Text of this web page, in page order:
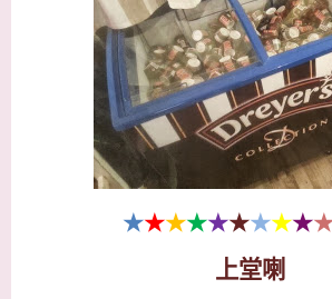
★★★★★★★★★
上堂喇